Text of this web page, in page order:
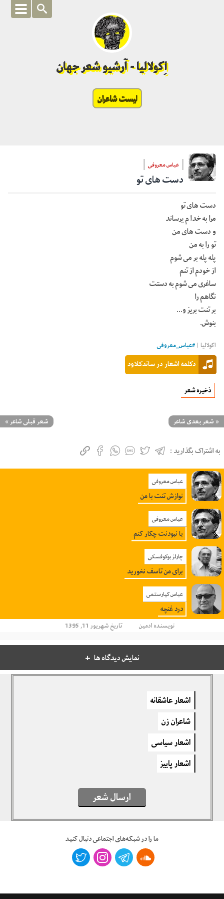
اِکولالیا - آرشیو شعر جهان
لیست شاعران
عباس معروفی
دست های تو
دست های تو
مرا به خدا م یرساند
و دست های من
تو را به من
پله پله بر می شوم
از خودم از تنم
ساغری می شوم به دستت
نگاهم را
بر تنت بریز و…
بنوش.
اکولالیا | #عباس_معروفی
دکلمه اشعار در ساندکلاود
ذخیره شعر
« شعر بعدی شاعر شعر قبلی شاعر»
به اشتراک بگذارید :
عباس معروفی
نوازش تنت با من
عباس معروفی
با نبودنت چکار کنم
چارلز بوکوفسکی
برای من تاسف نخورید
عباس کیارستمی
درد غنچه
نویسندهادمین تاریخ شهریور 11, 1395
نمایش دیدگاه ها
دیدگاهتان را بنویسید
برای نوشتن دیدگاه باید
اشعار عاشقانه
شاعران زن
اشعار سیاسی
اشعار پاییز
ارسال شعر
ما را در شبکه‌های اجتماعی دنبال کنید